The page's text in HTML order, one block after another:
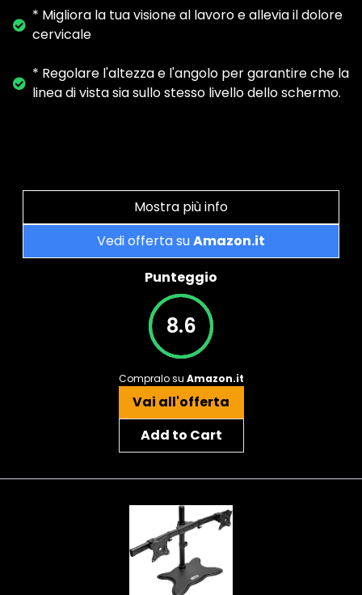
* Migliora la tua visione al lavoro e allevia il dolore
cervicale
* Regolare l'altezza e l'angolo per garantire che la
linea di vista sia sullo stesso livello dello schermo.
Mostra più info
Vedi offerta suAmazon.it
Punteggio
8.6
Compralo su Amazon.it
Vai all'offerta
Add to Cart